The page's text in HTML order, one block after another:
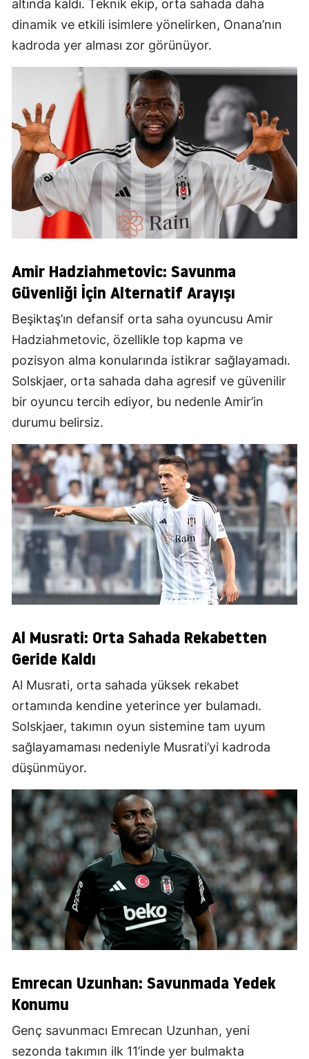
altında kaldı. Teknik ekip, orta sahada daha
dinamik ve etkili isimlere yönelirken, Onana’nın
kadroda yer alması zor görünüyor.
Amir Hadziahmetovic: Savunma
Güvenliği İçin Alternatif Arayışı
Beşiktaş’ın defansif orta saha oyuncusu Amir
Hadziahmetovic, özellikle top kapma ve
pozisyon alma konularında istikrar sağlayamadı.
Solskjaer, orta sahada daha agresif ve güvenilir
bir oyuncu tercih ediyor, bu nedenle Amir’in
durumu belirsiz.
Al Musrati: Orta Sahada Rekabetten
Geride Kaldı
Al Musrati, orta sahada yüksek rekabet
ortamında kendine yeterince yer bulamadı.
Solskjaer, takımın oyun sistemine tam uyum
sağlayamaması nedeniyle Musrati’yi kadroda
düşünmüyor.
Emrecan Uzunhan: Savunmada Yedek
Konumu
Genç savunmacı Emrecan Uzunhan, yeni
sezonda takımın ilk 11’inde yer bulmakta